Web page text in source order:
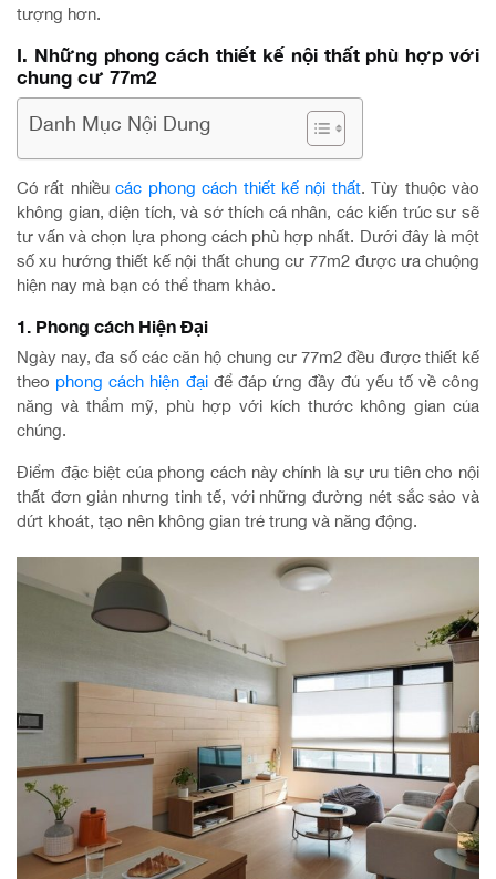
tượng hơn.
I. Những phong cách thiết kế nội thất phù hợp với
chung cư 77m2
Danh Mục Nội Dung
Có rất nhiềucác phong cách thiết kế nội thất. Tùy thuộc vào
không gian, diện tích, và sở thích cá nhân, các kiến trúc sư sẽ
tư vấn và chọn lựa phong cách phù hợp nhất. Dưới đây là một
số xu hướng thiết kế nội thất chung cư 77m2 được ưa chuộng
hiện nay mà bạn có thể tham khảo.
1. Phong cách Hiện Đại
Ngày nay, đa số các căn hộ chung cư 77m2 đều được thiết kế
theo phong cách hiện đạiđể đáp ứng đầy đủ yếu tố về công
năng và thẩm mỹ, phù hợp với kích thước không gian của
chúng.
Điểm đặc biệt của phong cách này chính là sự ưu tiên cho nội
thất đơn giản nhưng tinh tế, với những đường nét sắc sảo và
dứt khoát, tạo nên không gian trẻ trung và năng động.